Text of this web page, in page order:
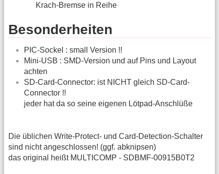
Krach-Bremse in Reihe
Besonderheiten
PIC-Sockel : small Version !!
Mini-USB : SMD-Version und auf Pins und Layout
achten
SD-Card-Connector: ist NICHT gleich SD-Card-
Connector !!
jeder hat da so seine eigenen Lötpad-Anschlüße
Die üblichen Write-Protect- und Card-Detection-Schalter
sind nicht angeschlossen! (ggf. abknipsen)
das original heißt MULTICOMP - SDBMF-00915B0T2